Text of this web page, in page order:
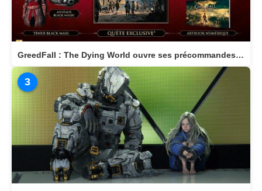
GreedFall : The Dying World ouvre ses précommandes et dévoile son édition Deluxe
3